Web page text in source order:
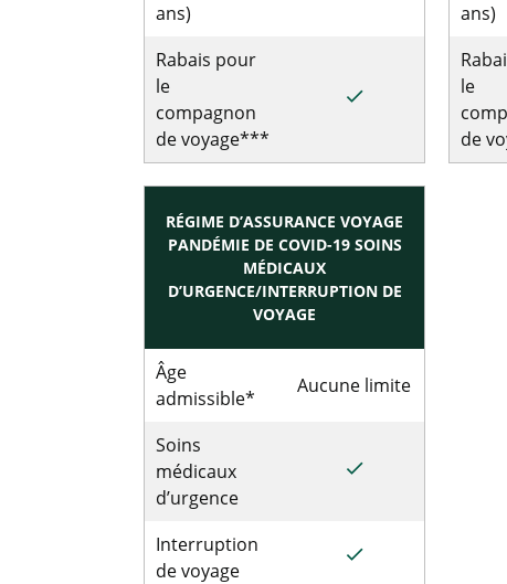
ans)
Rabais pour
le
compagnon
de voyage***
done
ans)
le
de
RÉGIME D’ASSURANCE VOYAGE
PANDÉMIE DE COVID-19 SOINS
MÉDICAUX
D’URGENCE/INTERRUPTION DE
VOYAGE
Âge
admissible*
Aucune limite
Soins
médicaux
d’urgence
done
Interruption
de voyage
done